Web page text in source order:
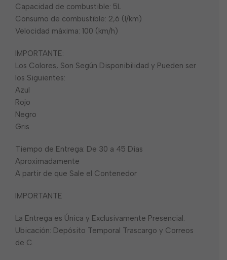
Capacidad de combustible: 5L
Consumo de combustible: 2,6 (l/km)
Velocidad máxima: 100 (km/h)
IMPORTANTE:
Los Colores, Son Según Disponibilidad y Pueden ser
los Siguientes:
Azul
Rojo
Negro
Gris
Tiempo de Entrega: De 30 a 45 Días
Aproximadamente
A partir de que Sale el Contenedor
IMPORTANTE
La Entrega es Única y Exclusivamente Presencial.
Ubicación: Depósito Temporal Trascargo y Correos
de C.